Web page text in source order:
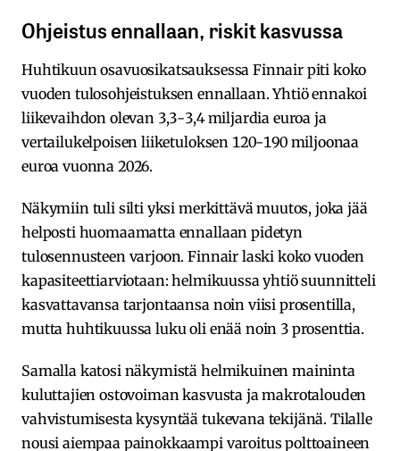
Ohjeistus ennallaan, riskit kasvussa
Huhtikuun osavuosikatsauksessa Finnair piti koko
vuoden tulosohjeistuksen ennallaan. Yhtiö ennakoi
liikevaihdon olevan 3,3-3,4 miljardia euroa ja
vertailukelpoisen liiketuloksen 120-190 miljoonaa
euroa vuonna 2026.
Näkymiin tuli silti yksi merkittävä muutos, joka jää
helposti huomaamatta ennallaan pidetyn
tulosennusteen varjoon. Finnair laski koko vuoden
kapasiteettiarviotaan: helmikuussa yhtiö suunnitteli
kasvattavansa tarjontaansa noin viisi prosentilla,
mutta huhtikuussa luku oli enää noin 3 prosenttia.
Samalla katosi näkymistä helmikuinen maininta
kuluttajien ostovoiman kasvusta ja makrotalouden
vahvistumisesta kysyntää tukevana tekijänä. Tilalle
nousi aiempaa painokkaampi varoitus polttoaineen